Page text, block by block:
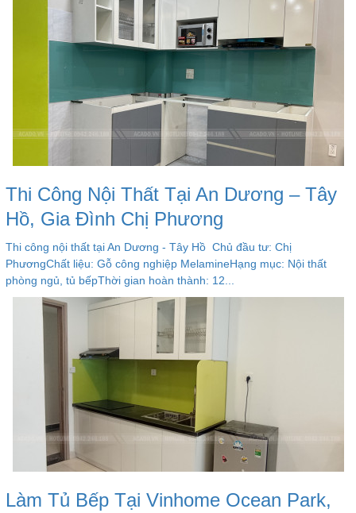
Thi Công Nội Thất Tại An Dương – Tây
Hồ, Gia Đình Chị Phương
Thi công nội thất tại An Dương - Tây Hồ Chủ đầu tư: Chị
PhươngChất liệu: Gỗ công nghiệp MelamineHạng mục: Nội thất
phòng ngủ, tủ bếpThời gian hoàn thành: 12...
Làm Tủ Bếp Tại Vinhome Ocean Park,